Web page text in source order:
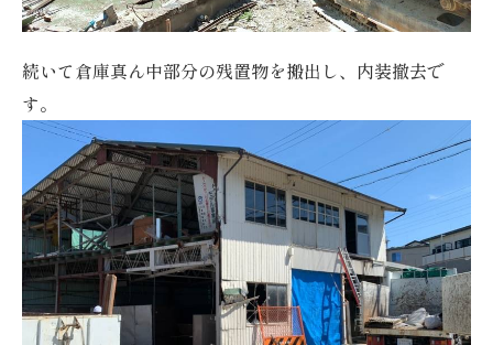
続いて倉庫真ん中部分の残置物を搬出し、内装撤去で
す。